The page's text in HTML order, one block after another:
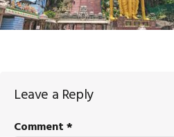
Reader
Interactions
Leave a Reply
Comment*